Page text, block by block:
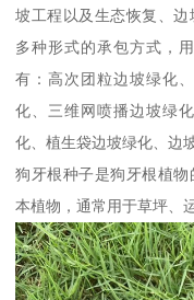
坡工程以及生态恢复、
多种形式的承包方式，
有：高次团粒边坡绿化
化、三维网喷播边坡绿
化、植生袋边坡绿化、边
狗牙根种子是狗牙根植
本植物，通常用于草坪、